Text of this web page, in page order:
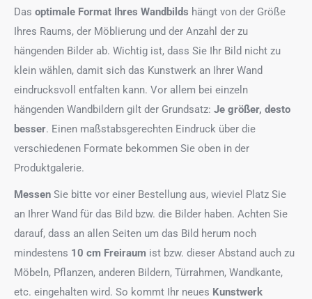
Das optimale Format Ihres Wandbilds hängt von der Größe
Ihres Raums, der Möblierung und der Anzahl der zu
hängenden Bilder ab. Wichtig ist, dass Sie Ihr Bild nicht zu
klein wählen, damit sich das Kunstwerk an Ihrer Wand
eindrucksvoll entfalten kann. Vor allem bei einzeln
hängenden Wandbildern gilt der Grundsatz: Je größer, desto
besser. Einen maßstabsgerechten Eindruck über die
verschiedenen Formate bekommen Sie oben in der
Produktgalerie.
Messen Sie bitte vor einer Bestellung aus, wieviel Platz Sie
an Ihrer Wand für das Bild bzw. die Bilder haben. Achten Sie
darauf, dass an allen Seiten um das Bild herum noch
mindestens 10 cm Freiraum ist bzw. dieser Abstand auch zu
Möbeln, Pflanzen, anderen Bildern, Türrahmen, Wandkante,
etc. eingehalten wird. So kommt Ihr neues Kunstwerk